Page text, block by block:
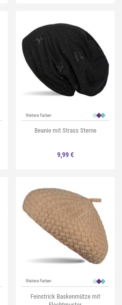
Weitere Farben
Beanie mit Strass Sterne
9,99 €
Weitere Farben
Feinstrick Baskenmütze mit